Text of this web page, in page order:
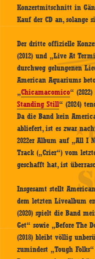
Konzertmitschnitt in
Kauf der CD an,
Der dritte offizielle
(2012) und „Live At
durchweg gelungenen
American Aquariums
„Chicamacomico“
Standing Still“ (2024)
Da die Band kein
abliefert, ist es zwar
2022er Album auf „All I
Track („Crier“) vom
geschafft hat, ist
Insgesamt stellt
dem letzten Livealbum
(2020) spielt die Band
Get“ sowie „Before The
(2018) bleibt völlig
zumindest „Tough